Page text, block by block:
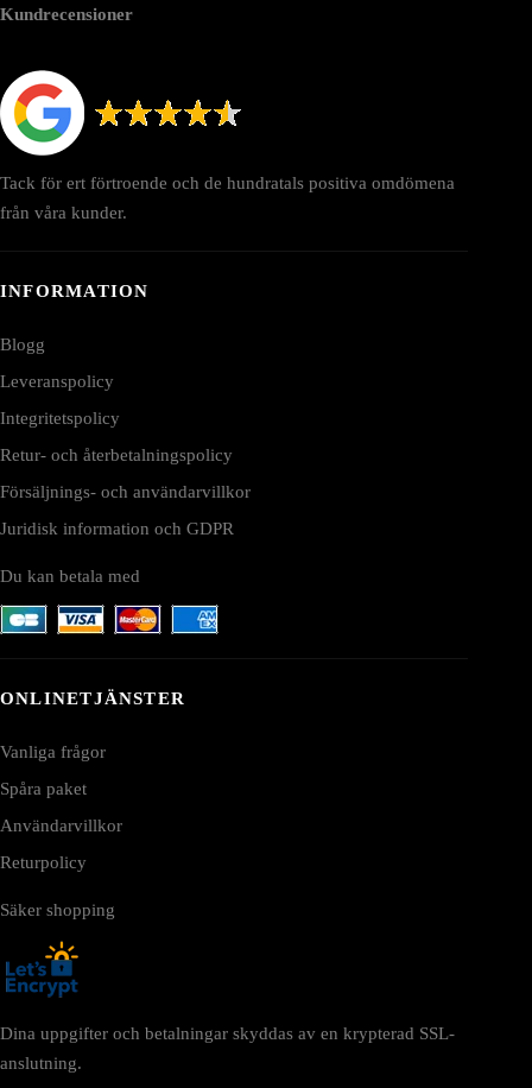
Kundrecensioner
Tack för ert förtroende och de hundratals positiva omdömena
från våra kunder.
INFORMATION
Blogg
Leveranspolicy
Integritetspolicy
Retur- och återbetalningspolicy
Försäljnings- och användarvillkor
Juridisk information och GDPR
Du kan betala med
ONLINETJÄNSTER
Vanliga frågor
Spåra paket
Användarvillkor
Returpolicy
Säker shopping
Dina uppgifter och betalningar skyddas av en krypterad SSL-
anslutning.